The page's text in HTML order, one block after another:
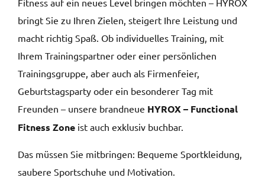
Fitness auf ein neues Level bringen möchten – HYROX
bringt Sie zu Ihren Zielen, steigert Ihre Leistung und
macht richtig Spaß. Ob individuelles Training, mit
Ihrem Trainingspartner oder einer persönlichen
Trainingsgruppe, aber auch als Firmenfeier,
Geburtstagsparty oder ein besonderer Tag mit
Freunden – unsere brandneue HYROX – Functional
Fitness Zone ist auch exklusiv buchbar.
Das müssen Sie mitbringen: Bequeme Sportkleidung,
saubere Sportschuhe und Motivation.